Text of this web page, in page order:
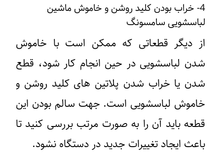
4- خراب بودن کلید روشن و خاموش ماشین
لباسشویی سامسونگ
از دیگر قطعاتی که ممکن است با خاموش
شدن لباسشویی در حین انجام کار شود، قطع
شدن یا خراب شدن پلاتین های کلید روشن و
خاموش لباسشویی است. جهت سالم بودن این
قطعه باید آن را به صورت مرتب بررسی کنید تا
باعث ایجاد تغییرات جدید در دستگاه نشود.